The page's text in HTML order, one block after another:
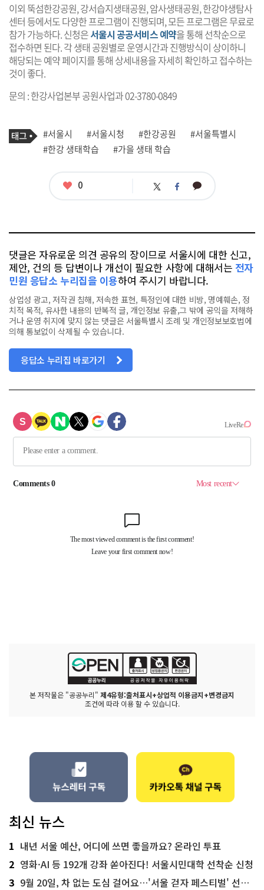
이외 뚝섬한강공원, 강서습지생태공원, 암사생태공원, 한강야생탐사
센터 등에서도 다양한 프로그램이 진행되며, 모든 프로그램은 무료로
참가 가능하다. 신청은서울시 공공서비스 예약을 통해 선착순으로
접수하면 된다. 각 생태 공원별로 운영시간과 진행방식이 상이하니
해당되는 예약 페이지를 통해 상세내용을 자세히 확인하고 접수하는
것이 좋다.
문의 : 한강사업본부 공원사업과 02-3780-0849
기
사
관
련
태
그
#서울시 #서울시청 #한강공원
#서울특별시
#한강 생태학습
#가을 생태 학습
좋
0 트 페 카
댓글은 자유로운 의견 공유의 장이므로 서울시에 대한 신고,
제안, 건의 등 답변이나 개선이 필요한 사항에 대해서는 전자
민원 응답소 누리집을 이용하여 주시기 바랍니다.
상업성 광고, 저작권 침해, 저속한 표현, 특정인에 대한 비방, 명예훼손, 정
치적 목적, 유사한 내용의 반복적 글, 개인정보 유출,그 밖에 공익을 저해하
거나 운영 취지에 맞지 않는 댓글은 서울특별시 조례 및 개인정보보호법에
의해 통보없이 삭제될 수 있습니다.
응답소 누리집 바로가기
본 저작물은 "공공누리" 제4유형:출처표시+상업적 이용금지+변경금지
조건에 따라 이용 할 수 있습니다.
최신 뉴스
1 내년 서울 예산, 어디에 쓰면 좋을까요? 온라인 투표
2 영화·AI 등 192개 강좌 쏟아진다! 서울시민대학 선착순 신청
3 9월 20일, 차 없는 도심 걸어요…'서울 걷자 페스티벌' 선착순 5천명